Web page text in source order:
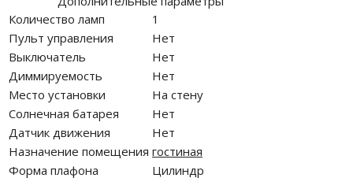
Количество ламп
1
Пульт управления
Нет
Выключатель
Нет
Диммируемость
Нет
Место установки
На стену
Солнечная батарея
Нет
Датчик движения
Нет
Назначение помещения гостиная
Форма плафона
Цилиндр